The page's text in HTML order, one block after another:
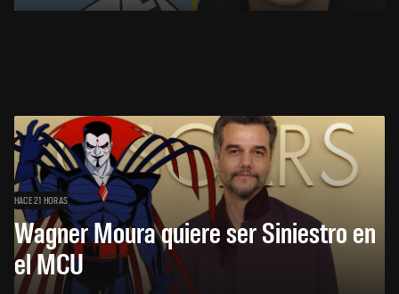
HACE 21 HORAS
Wagner Moura quiere ser Siniestro en
el MCU